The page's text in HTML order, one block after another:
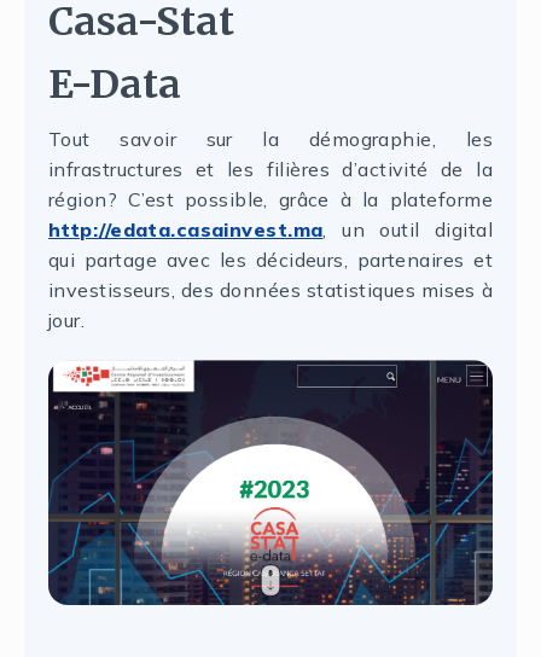
Casa-Stat
E-Data
Tout savoir sur la démographie, les
infrastructures et les filières d’activité de la
région? C’est possible, grâce à la plateforme
http://edata.casainvest.ma, un outil digital
qui partage avec les décideurs, partenaires et
investisseurs, des données statistiques mises à
jour.